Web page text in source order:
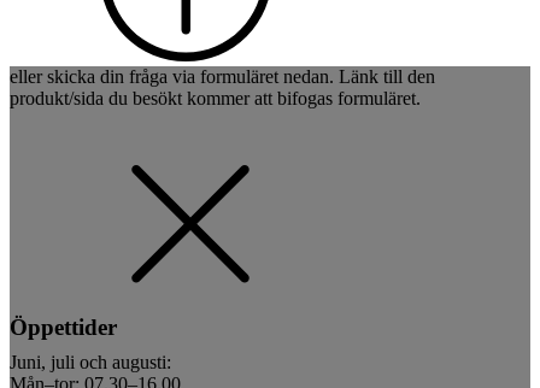
eller skicka din fråga via formuläret nedan. Länk till den
produkt/sida du besökt kommer att bifogas formuläret.
Öppettider
Juni, juli och augusti: